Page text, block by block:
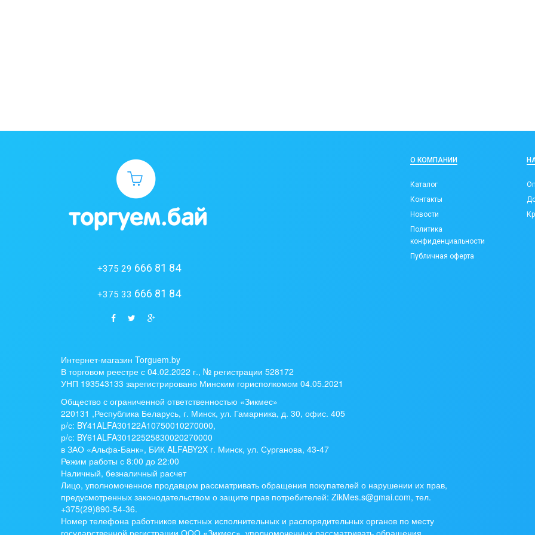
+375 29 666 81 84
+375 33 666 81 84
О КОМПАНИИ
Каталог
Контакты
Новости
Политика
конфиденциальности
Публичная оферта
Интернет-магазин Torguem.by
В торговом реестре с 04.02.2022 г., № регистрации 528172
УНП 193543133 зарегистрировано Минским горисполкомом 04.05.2021
Общество с ограниченной ответственностью «Зикмес»
220131 ,Республика Беларусь, г. Минск, ул. Гамарника, д. 30, офис. 405
р/с: BY41ALFA30122A10750010270000,
р/с: BY61ALFA30122525830020270000
в ЗАО «Альфа-Банк», БИК ALFABY2X г. Минск, ул. Сурганова, 43-47
Режим работы с 8:00 до 22:00
Наличный, безналичный расчет
Лицо, уполномоченное продавцом рассматривать обращения покупателей о нарушении их прав,
предусмотренных законодательством о защите прав потребителей: ZikMes.s@gmai.com, тел.
+375(29)890-54-36.
Номер телефона работников местных исполнительных и распорядительных органов по месту